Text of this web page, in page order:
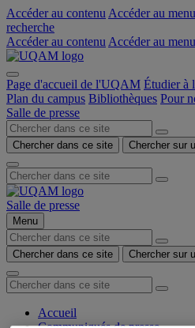
Accéder au contenu Accéder au
recherche
Accéder au contenu Accéder au
Page d'accueil de l'UQAM Étudier
Plan du campus Bibliothèques Pour
Salle de presse
Chercher dans ce site Chercher sur
Salle de presse
Menu
Chercher dans ce site Chercher sur
Accueil